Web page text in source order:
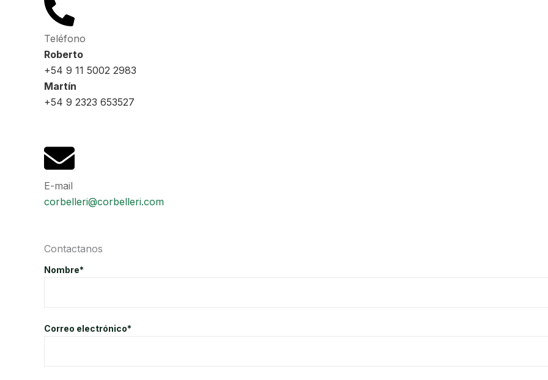
Teléfono
Roberto
+54 9 11 5002 2983
Martín
+54 9 2323 653527
E-mail
corbelleri@corbelleri.com
Contactanos
Nombre*
Correo electrónico*